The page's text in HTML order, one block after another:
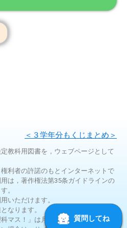
＜３学年分もくじまとめ＞
教科用図書を，ウェブページとして
利者の許諾のもとインターネットで
は，著作権法第35条ガイドラインの
。
いただけます。
なります。
マス！」は月ごとの使用回数制限が